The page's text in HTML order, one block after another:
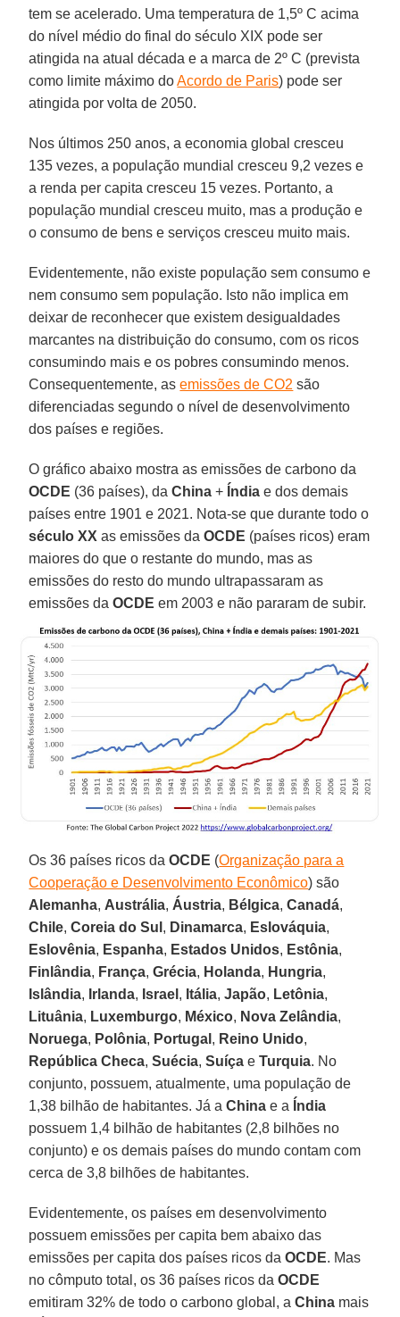
tem se acelerado. Uma temperatura de 1,5º C acima
do nível médio do final do século XIX pode ser
atingida na atual década e a marca de 2º C (prevista
como limite máximo doAcordo de Paris) pode ser
atingida por volta de 2050.
Nos últimos 250 anos, a economia global cresceu
135 vezes, a população mundial cresceu 9,2 vezes e
a renda per capita cresceu 15 vezes. Portanto, a
população mundial cresceu muito, mas a produção e
o consumo de bens e serviços cresceu muito mais.
Evidentemente, não existe população sem consumo e
nem consumo sem população. Isto não implica em
deixar de reconhecer que existem desigualdades
marcantes na distribuição do consumo, com os ricos
consumindo mais e os pobres consumindo menos.
Consequentemente, asemissões de CO2 são
diferenciadas segundo o nível de desenvolvimento
dos países e regiões.
O gráfico abaixo mostra as emissões de carbono da
OCDE (36 países), daChina + Índia e dos demais
países entre 1901 e 2021. Nota-se que durante todo o
século XX as emissões daOCDE (países ricos) eram
maiores do que o restante do mundo, mas as
emissões do resto do mundo ultrapassaram as
emissões daOCDE em 2003 e não pararam de subir.
Os 36 países ricos daOCDE (Organização para a
Cooperação e Desenvolvimento Econômico) são
Alemanha, Austrália, Áustria, Bélgica,Canadá,
Chile, Coreia do Sul , Dinamarca, Eslováquia,
Eslovênia, Espanha, Estados Unidos, Estônia,
Finlândia, França,Grécia, Holanda, Hungria,
Islândia, Irlanda, Israel , Itália,Japão, Letônia,
Lituânia, Luxemburgo, México, Nova Zelândia,
Noruega, Polônia, Portugal , Reino Unido,
República Checa,Suécia,Suíça eTurquia. No
conjunto, possuem, atualmente, uma população de
1,38 bilhão de habitantes. Já aChina e a Índia
possuem 1,4 bilhão de habitantes (2,8 bilhões no
conjunto) e os demais países do mundo contam com
cerca de 3,8 bilhões de habitantes.
Evidentemente, os países em desenvolvimento
possuem emissões per capita bem abaixo das
emissões per capita dos países ricos da OCDE. Mas
no cômputo total, os 36 países ricos daOCDE
emitiram 32% de todo o carbono global, aChina mais